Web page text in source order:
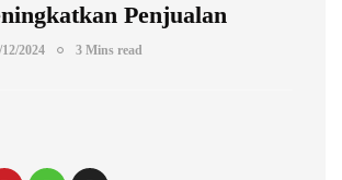
Penjualan
2024 3 Mins read